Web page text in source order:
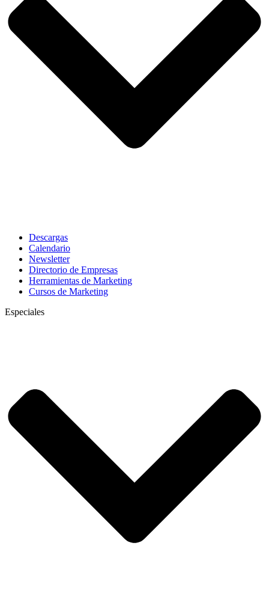
Descargas
Calendario
Newsletter
Directorio de Empresas
Herramientas de Marketing
Cursos de Marketing
Especiales